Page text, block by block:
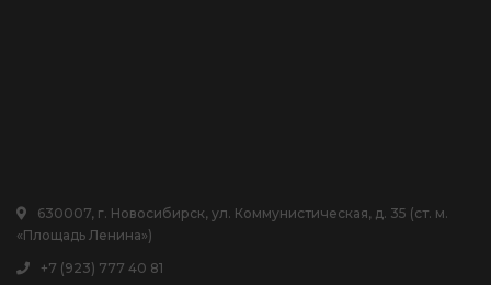
630007, г. Новосибирск, ул. Коммунистическая, д. 35 (ст. м.
«Площадь Ленина»)
+7 (923) 777 40 81